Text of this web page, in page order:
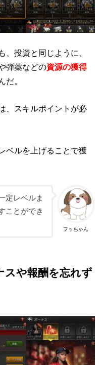
、投資と同じように、
弾薬などの資源の獲得
だ。
、スキルポイントが必
ベルを上げることで獲
フッちゃん
定レベルま
ことができ
や報酬を忘れず